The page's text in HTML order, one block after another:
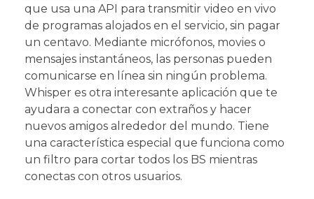
que usa una API para transmitir video en vivo
de programas alojados en el servicio, sin pagar
un centavo. Mediante micrófonos, movies o
mensajes instantáneos, las personas pueden
comunicarse en línea sin ningún problema.
Whisper es otra interesante aplicación que te
ayudara a conectar con extraños y hacer
nuevos amigos alrededor del mundo. Tiene
una característica especial que funciona como
un filtro para cortar todos los BS mientras
conectas con otros usuarios.